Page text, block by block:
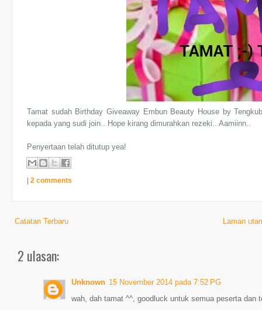
Tamat sudah Birthday Giveaway Embun Beauty House by
kepada yang sudi join.. Hope kirang dimurahkan rezeki.. Aamiinn..
Penyertaan telah ditutup yea!
| 2 comments
Catatan Terbaru Laman
2 ulasan:
Unknown 15 November 2014 pada 7:52 PG
wah, dah tamat ^^, goodluck untuk semua peserta